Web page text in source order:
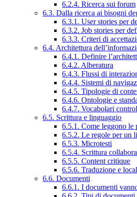
6.2.4. Ricerca sui forum
6.3. Dalla ricerca ai bisogni
6.3.1. User stories per
6.3.2. Job stories per
6.3.3. Criteri di
6.4. Architettura
6.4.1. Definire
6.4.2. Alberatura
6.4.3. Flussi di
6.4.4. Sistemi di
6.4.5. Tipologie di
6.4.6. Ontologie e
6.4.7. Vocabolari
6.5. Scrittura e linguaggio
6.5.1. Come leggono le
6.5.2. Le regole per un
6.5.3. Microtesti
6.5.4. Scrittura
6.5.5. Content critique
6.5.6. Traduzione e
6.6. Documenti
6.6.1. I documenti